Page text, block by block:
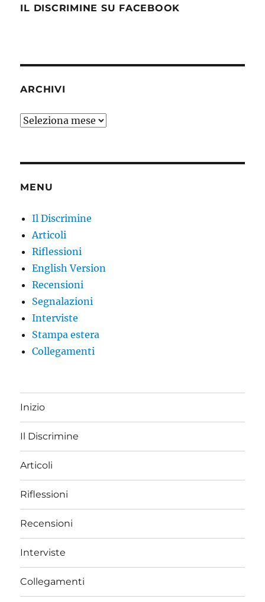
IL DISCRIMINE SU FACEBOOK
ARCHIVI
Archivi
MENU
Il Discrimine
Articoli
Riflessioni
English Version
Recensioni
Segnalazioni
Interviste
Stampa estera
Collegamenti
Inizio
Il Discrimine
Articoli
Riflessioni
Recensioni
Interviste
Collegamenti